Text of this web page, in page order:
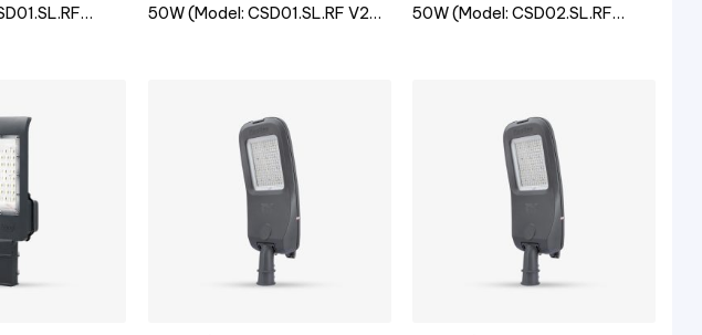
50W (Model: CSD01.SL.RF V2
50W (Model: CSD02.SL.RF